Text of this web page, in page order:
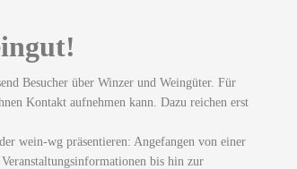
Besucher über Winzer und Weingüter. Für
Kontakt aufnehmen kann. Dazu reichen erst
wein-wg präsentieren: Angefangen von einer
bis hin zur